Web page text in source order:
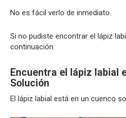
No es fácil verlo de inmediato.
Si no pudiste encontrar el lápiz
continuación:
Encuentra el lápiz labial
Solución
El lápiz labial está en un cuenco